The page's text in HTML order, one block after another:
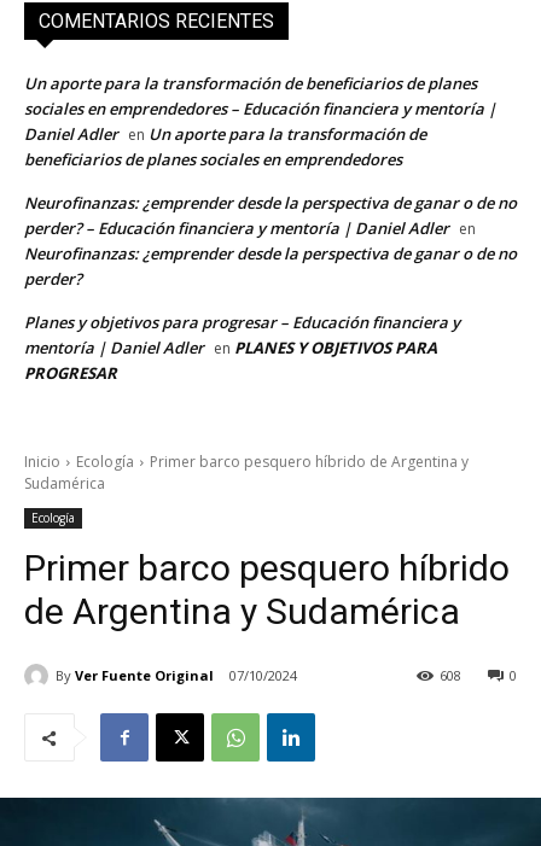
COMENTARIOS RECIENTES
Un aporte para la transformación de beneficiarios de planes
sociales en emprendedores – Educación financiera y mentoría |
Daniel Adler en Un aporte para la transformación de
beneficiarios de planes sociales en emprendedores
Neurofinanzas: ¿emprender desde la perspectiva de ganar o de no
perder? – Educación financiera y mentoría | Daniel Adler en
Neurofinanzas: ¿emprender desde la perspectiva de ganar o de no
perder?
Planes y objetivos para progresar – Educación financiera y
mentoría | Daniel Adler en PLANES Y OBJETIVOS PARA
PROGRESAR